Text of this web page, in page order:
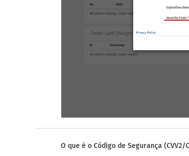
O que é o Código de Segurança (CVV2/